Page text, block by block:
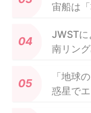
宙船は
JWSTに
南リン
「地球
惑星で